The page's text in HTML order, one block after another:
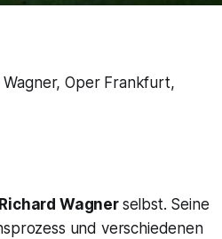
Oper Frankfurt,
Richard Wagner selbst. Seine
und verschiedenen